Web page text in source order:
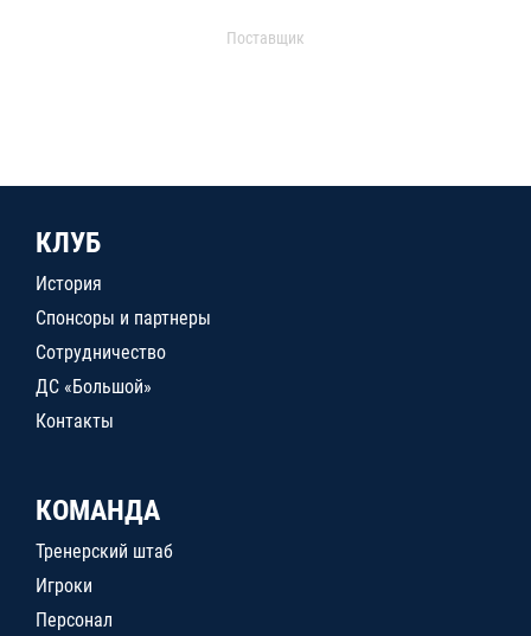
Поставщик
КЛУБ
История
Спонсоры и партнеры
Сотрудничество
ДС «Большой»
Контакты
КОМАНДА
Тренерский штаб
Игроки
Персонал